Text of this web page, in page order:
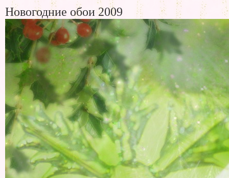
Новогодние обои 2009